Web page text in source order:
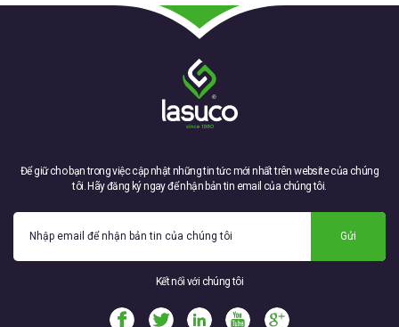
Để giữ cho bạn trong việc cập nhật những tin tức mới nhất trên website của chúng
tôi. Hãy đăng ký ngay để nhận bản tin email của chúng tôi.
Gửi
Kết nối với chúng tôi